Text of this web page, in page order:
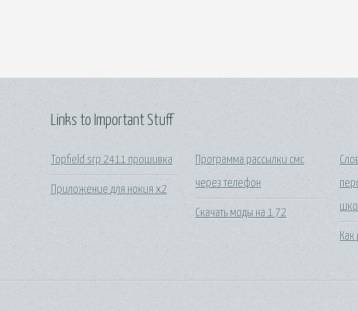
Links to Important Stuff
Topfield srp 2411 прошивка
Приложение для нокия х2
Программа рассылки смс
через телефон
Скачать моды на 1 72